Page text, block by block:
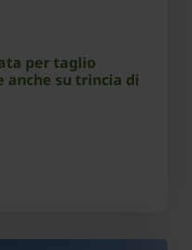
per taglio
su trincia di